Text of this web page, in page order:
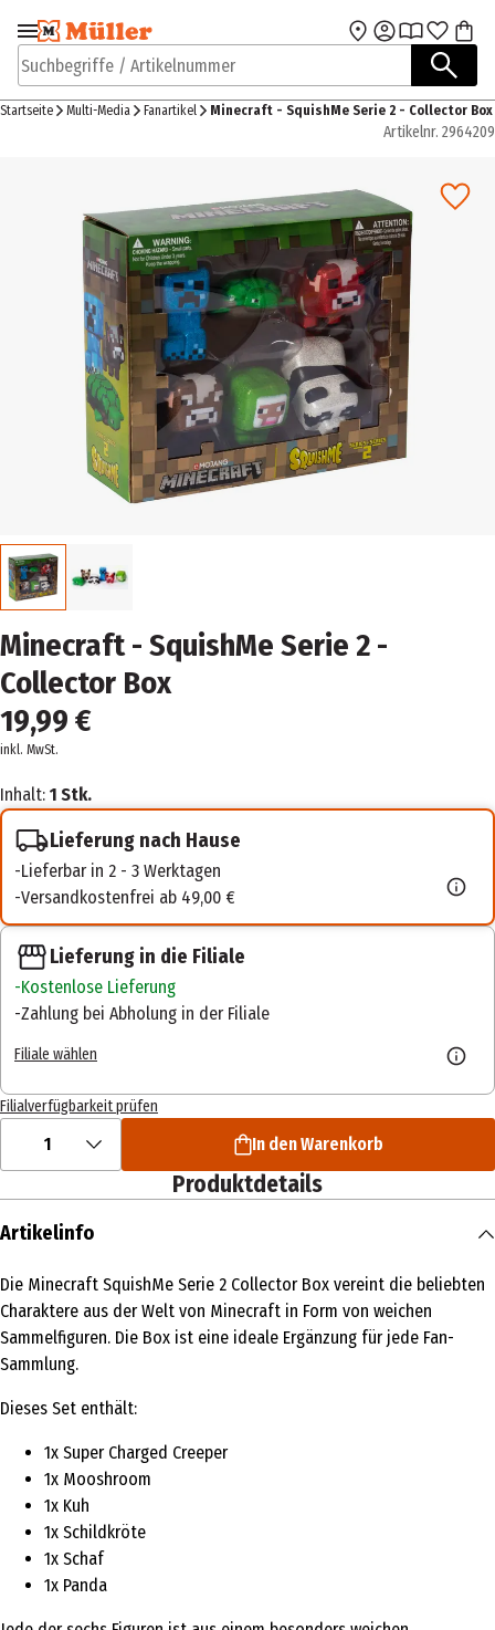
Zur Navigation
springen
Zum Hauptinhalt
Suchbegriffe / Artikelnummer
Startseite Multi-Media Fanartikel Minecraft - SquishMe Serie 2 - Collector Box
Artikelnr. 2964209
Minecraft - SquishMe Serie 2 -
Collector Box
19,99 €
inkl. MwSt.
Inhalt: 1 Stk.
Lieferung nach Hause
Lieferbar in 2 - 3 Werktagen
Versandkostenfrei ab 49,00 €
Lieferung in die Filiale
Kostenlose Lieferung
Zahlung bei Abholung in der Filiale
Filiale wählen
Filialverfügbarkeit prüfen
1 In den Warenkorb
Produktdetails
Artikelinfo
Die Minecraft SquishMe Serie 2 Collector Box vereint die beliebten
Charaktere aus der Welt von Minecraft in Form von weichen
Sammelfiguren. Die Box ist eine ideale Ergänzung für jede Fan-
Sammlung.
Dieses Set enthält:
1x Super Charged Creeper
1x Mooshroom
1x Kuh
1x Schildkröte
1x Schaf
1x Panda